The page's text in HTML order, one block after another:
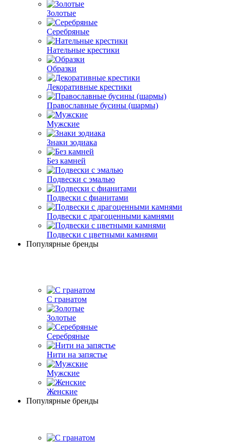
Золотые
Серебряные
Нательные крестики
Образки
Декоративные крестики
Православные бусины (шармы)
Мужские
Знаки зодиака
Без камней
Подвески с эмалью
Подвески с фианитами
Подвески с драгоценными камнями
Подвески с цветными камнями
Популярные бренды
С гранатом
Золотые
Серебряные
Нити на запястье
Мужские
Женские
Популярные бренды